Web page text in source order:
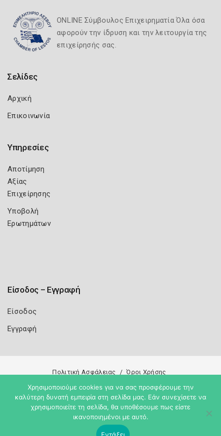
ONLINE Σύμβουλος Επιχειρηματία Όλα όσα
αφορούν την ίδρυση και την λειτουργία της
επιχείρησής σας.
Σελίδες
Αρχική
Επικοινωνία
Υπηρεσίες
Αποτίμηση
Αξίας
Επιχείρησης
Υποβολή
Ερωτημάτων
Είσοδος – Εγγραφή
Είσοδος
Εγγραφή
Πολιτική Ασφάλειας Όροι Χρήσης
Copyright 2026 Knowledge A.E.
Χρησιμοποιούμε cookies για να σας προσφέρουμε την
καλύτερη δυνατή εμπειρία στη σελίδα μας. Εάν συνεχίσετε να
χρησιμοποιείτε τη σελίδα, θα υποθέσουμε πως είστε
ικανοποιημένοι με αυτό.
Εντάξει